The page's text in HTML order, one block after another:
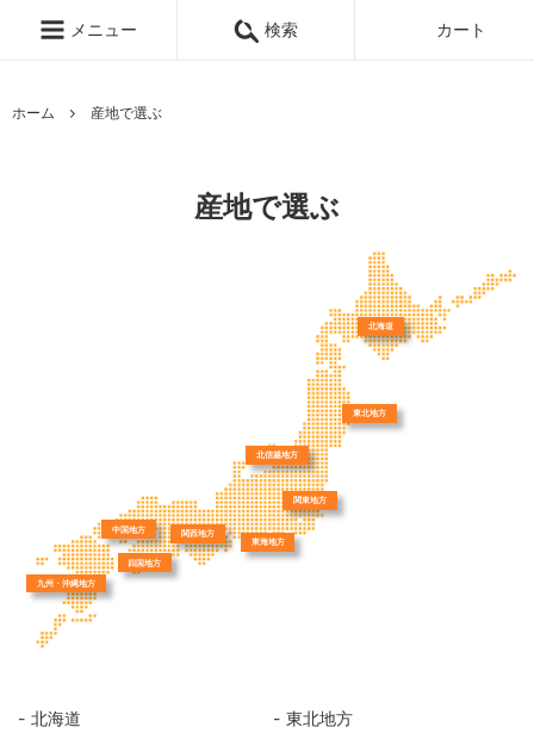
メニュー 検索 カート
ホーム 産地で選ぶ
産地で選ぶ
北海道
東北地方
北信越地方
関東地方
東海地方
関西地方
四国地方
中国地方
九州・沖縄地方
北海道 東北地方